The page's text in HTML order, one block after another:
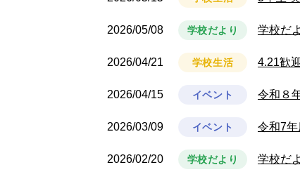
2026/05/08 学校だより 学校だ
2026/04/21 学校生活 4.21歓
2026/04/15 イベント 令和８
2026/03/09 イベント 令和7
2026/02/20 学校だより 学校だ